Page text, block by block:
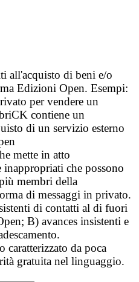
all'acquisto di beni e/o
Edizioni Open. Esempi:
per vendere un
contiene un
di un servizio esterno
mette in atto
che possono
membri della
di messaggi in privato.
di contatti al di fuori
B) avances insistenti e
caratterizzato da poca
gratuita nel linguaggio.